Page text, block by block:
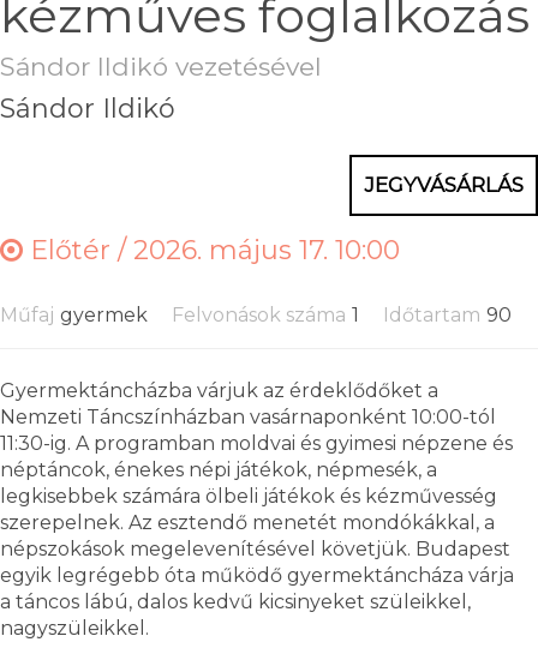
kézműves foglalkozás
Sándor Ildikó vezetésével
Sándor Ildikó
JEGYVÁSÁRLÁS
Előtér /2026. május 17. 10:00
Műfaj gyermek Felvonások száma 1 Időtartam 90
Gyermektáncházba várjuk az érdeklődőket a
Nemzeti Táncszínházban vasárnaponként 10:00-tól
11:30-ig. A programban moldvai és gyimesi népzene és
néptáncok, énekes népi játékok, népmesék, a
legkisebbek számára ölbeli játékok és kézművesség
szerepelnek. Az esztendő menetét mondókákkal, a
népszokások megelevenítésével követjük. Budapest
egyik legrégebb óta működő gyermektáncháza várja
a táncos lábú, dalos kedvű kicsinyeket szüleikkel,
nagyszüleikkel.